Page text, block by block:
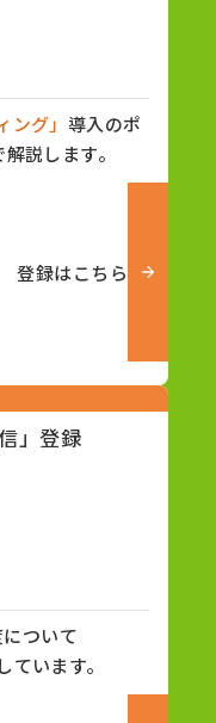
グ」 導入のポ
説します。
登録はこちら
」登録
ついて
います。